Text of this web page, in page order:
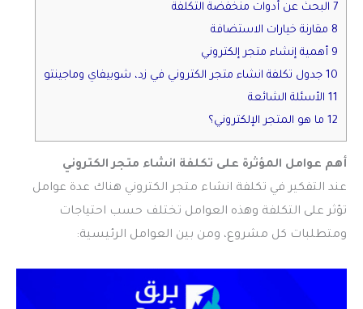
7 البحث عن أدوات منخفضة التكلفة
8 مقارنة خيارات الاستضافة
9 أهمية إنشاء متجر إلكتروني
10 جدول تكلفة انشاء متجر الكتروني في زد، شوبيفاي وماجينتو
11 الأسئلة الشائعة
12 ما هو المتجر الإلكتروني؟
أهم عوامل المؤثرة على تكلفة انشاء متجر الكتروني
عند التفكير في تكلفة انشاء متجر الكتروني هناك عدة عوامل
تؤثر على التكلفة وهذه العوامل تختلف حسب احتياجات
ومتطلبات كل مشروع، ومن بين العوامل الرئيسية: